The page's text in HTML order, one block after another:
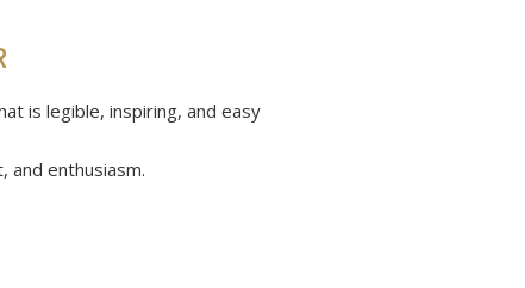
is legible, inspiring, and easy
and enthusiasm.